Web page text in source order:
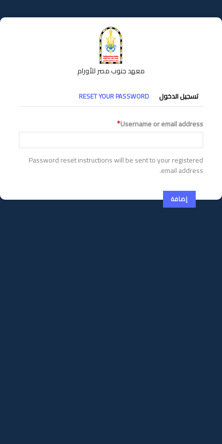
إلى
المحتوى
معهد جنوب مصر للأورام
التبويبات
الأساسية
تسجيل الدخول RESET YOUR PASSWORD
Username or email address
Password reset instructions will be sent to your registered
email address.